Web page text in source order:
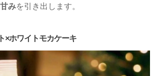
みを引き出します。
×ホワイトモカケーキ